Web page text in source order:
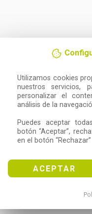
Utilizamos cookies
nuestros servicios,
personalizar el
análisis de la
Puedes aceptar
botón “Aceptar”,
en el botón “Rechazar”
ACEPTAR